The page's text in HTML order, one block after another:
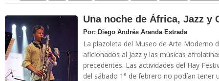
Una noche de África, Jazz y
Por: Diego Andrés Aranda Estrada
La plazoleta del Museo de Arte Moderno
aficionados al Jazz y las músicas
precedentes. Las actividades del Hay
del sábado 1° de febrero no podían tener